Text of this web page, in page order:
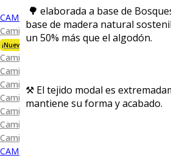
CAMISAS
Camisa Premium Bambú
¡Nueva Colección!
Camisa Blanca
Camisa Performance
Camisa Piqué
Camisa Oxford
Camisa Lisa y Textura
Camisa Diseño
Camisa Cuadro y Raya
CAMISA SPORT
🌳 elaborada a base de
base de madera natural
un 50% más que el algodón.
⚒️ El tejido modal es
mantiene su forma y acabado.